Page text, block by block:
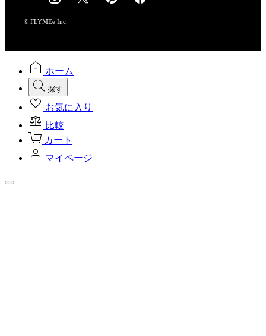
採用情報
© FLYMEe Inc.
ホーム
探す
お気に入り
比較
カート
マイページ